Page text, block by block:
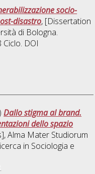
socio-
disastro, [Dissertation
di Bologna.
Ciclo. DOI
Dallo stigma al brand.
dello spazio
Alma Mater Studiorum
in Sociologia e